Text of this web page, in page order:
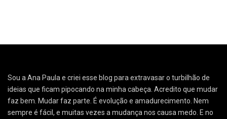
Sou a Ana Paula e criei esse blog para extravasar o turbilhão de
ideias que ficam pipocando na minha cabeça. Acredito que mudar
faz bem. Mudar faz parte. É evolução e amadurecimento. Nem
sempre é fácil, e muitas vezes a mudança nos causa medo. E no